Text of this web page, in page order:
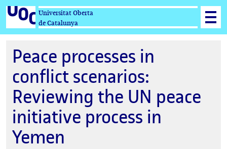
Universitat Oberta
de Catalunya
Peace processes in
conflict scenarios:
Reviewing the UN peace
initiative process in
Yemen